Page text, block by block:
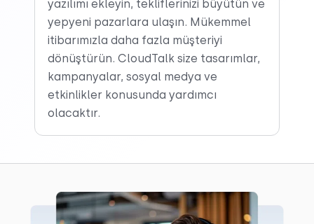
yazılımı ekleyin, tekliflerinizi büyütün ve
yepyeni pazarlara ulaşın. Mükemmel
itibarımızla daha fazla müşteriyi
dönüştürün. CloudTalk size tasarımlar,
kampanyalar, sosyal medya ve
etkinlikler konusunda yardımcı
olacaktır.